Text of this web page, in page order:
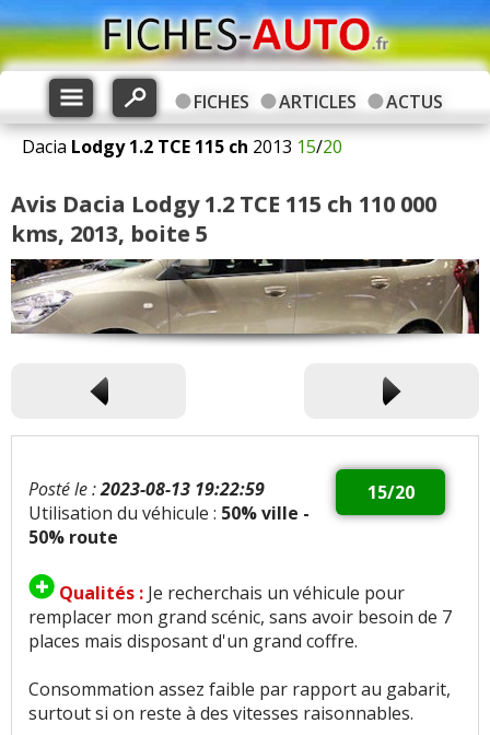
FICHES ARTICLES
ACTUS
Dacia Lodgy 1.2 TCE 115 ch 2013 15/20
Avis Dacia Lodgy 1.2 TCE 115 ch 110 000
kms, 2013, boite 5
15/20
Posté le :2023-08-13 19:22:59
Utilisation du véhicule : 50% ville -
50% route
Qualités : Je recherchais un véhicule pour
remplacer mon grand scénic, sans avoir besoin de 7
places mais disposant d'un grand coffre.
Consommation assez faible par rapport au gabarit,
surtout si on reste à des vitesses raisonnables.